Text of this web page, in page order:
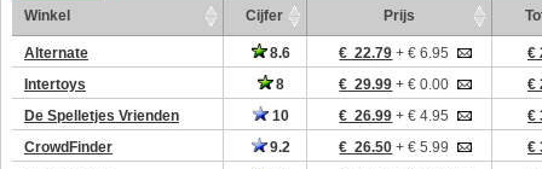
Winkel Cijfer Prijs
Alternate 8.6 € 22.79 + € 6.95
€
Intertoys
8 € 29.99 + € 0.00
€
De Spelletjes Vrienden
10 € 26.99 + € 4.95
€
CrowdFinder
9.2 € 26.50 + € 5.99
€